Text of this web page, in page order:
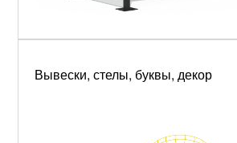
Вывески, стелы, буквы, декор